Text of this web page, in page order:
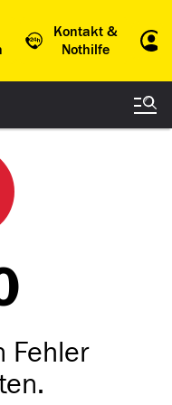
Kontakt &
Nothilfe
Fehler